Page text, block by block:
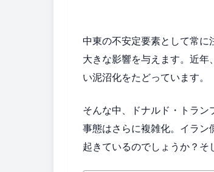
中東の不安定要素として常
大きな影響を与えます。近
い泥沼化をたどっています。
そんな中、ドナルド・トラン
事態はさらに複雑化。イラ
起きているのでしょうか？そ